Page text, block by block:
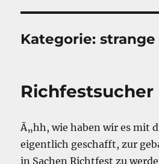
Kategorie:
Richfestsucher
Ã„hh, wie haben wir es mit
eigentlich geschafft, zur
in Sachen Richtfest zu